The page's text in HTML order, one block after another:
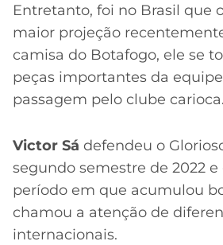
Entretanto, foi no Brasil que
maior projeção
camisa do Botafogo, ele se
peças importantes da
passagem pelo clube carioca.
Victor Sá defendeu o
segundo semestre de 2022 e
período em que acumulou
chamou a atenção de
internacionais.